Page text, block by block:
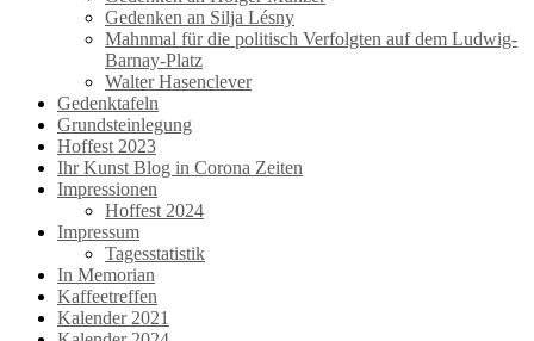
Gedenken an Silja Lésny
Mahnmal für die politisch Verfolgten auf dem Ludwig-
Barnay-Platz
Walter Hasenclever
Gedenktafeln
Grundsteinlegung
Hoffest 2023
Ihr Kunst Blog in Corona Zeiten
Impressionen
Hoffest 2024
Impressum
Tagesstatistik
In Memorian
Kaffeetreffen
Kalender 2021